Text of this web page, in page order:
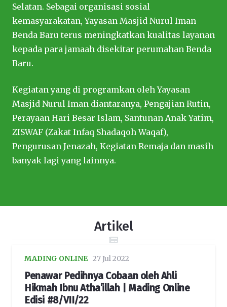
Selatan. Sebagai organisasi sosial
kemasyarakatan, Yayasan Masjid Nurul Iman
Benda Baru terus meningkatkan kualitas layanan
kepada para jamaah disekitar perumahan Benda
Baru.
Kegiatan yang di programkan oleh Yayasan
Masjid Nurul Iman diantaranya, Pengajian Rutin,
Perayaan Hari Besar Islam, Santunan Anak Yatim,
ZISWAF (Zakat Infaq Shadaqoh Waqaf),
Pengurusan Jenazah, Kegiatan Remaja dan masih
banyak lagi yang lainnya.
Artikel
MADING ONLINE 27 Jul 2022
Penawar Pedihnya Cobaan oleh Ahli
Hikmah Ibnu Atha’illah | Mading Online
Edisi #8/VII/22